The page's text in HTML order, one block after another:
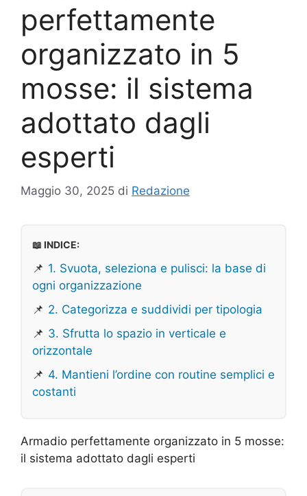
perfettamente
organizzato in 5
mosse: il sistema
adottato dagli
esperti
Maggio 30, 2025 di Redazione
📖 INDICE:
📌 1. Svuota, seleziona e pulisci: la base di
ogni organizzazione
📌 2. Categorizza e suddividi per tipologia
📌 3. Sfrutta lo spazio in verticale e
orizzontale
📌 4. Mantieni l’ordine con routine semplici e
costanti
Armadio perfettamente organizzato in 5 mosse:
il sistema adottato dagli esperti